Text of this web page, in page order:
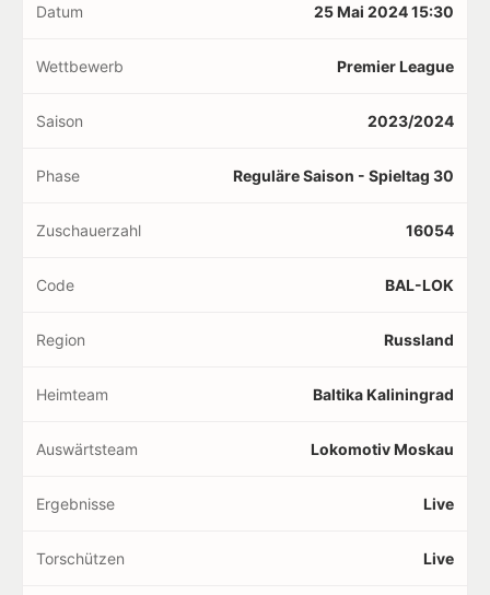
Datum 25 Mai 2024 15:30
Wettbewerb Premier League
Saison 2023/2024
Phase Reguläre Saison - Spieltag 30
Zuschauerzahl 16054
Code BAL-LOK
Region Russland
Heimteam Baltika Kaliningrad
Auswärtsteam Lokomotiv Moskau
Ergebnisse Live
Torschützen Live